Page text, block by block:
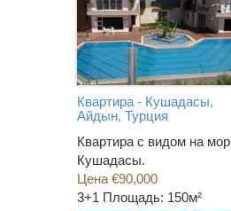
Квартира - Кушадасы,
Айдын, Турция
Квартира с видом на
Кушадасы.
Цена €90,000
3+1 Площадь: 150м²